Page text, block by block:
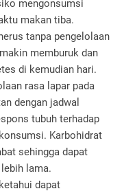
mengonsumsi
makan tiba.
tanpa pengelolaan
memburuk dan
di kemudian hari.
rasa lapar pada
dengan jadwal
tubuh terhadap
Karbohidrat
sehingga dapat
lama.
dapat